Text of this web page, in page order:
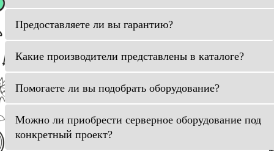
Предоставляете ли вы гарантию?
Какие производители представлены в каталоге?
Помогаете ли вы подобрать оборудование?
Можно ли приобрести серверное оборудование под
конкретный проект?